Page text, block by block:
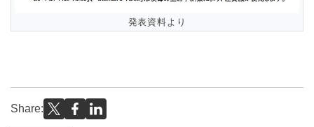
発表資料より
Share: